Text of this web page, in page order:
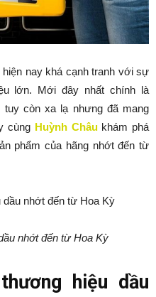
nay khá cạnh tranh với sự
lớn. Mới đây nhất chính là
tuy còn xa lạ nhưng đã mang
cùng Huỳnh Châukhám phá
phẩm của hãng nhớt đến từ
nhớt đến từ Hoa Kỳ
hiệu dầu